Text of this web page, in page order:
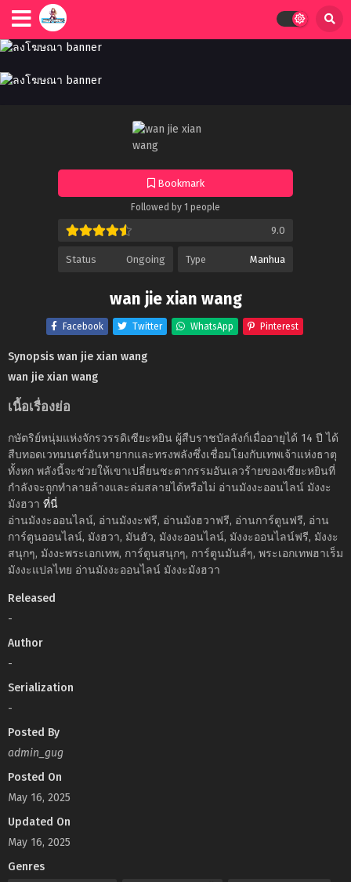
Bookmark
Followed by 1 people
9.0
Status Ongoing Type Manhua
wan jie xian wang
Facebook Twitter WhatsApp Pinterest
Synopsis wan jie xian wang
wan jie xian wang
เนื้อเรื่องย่อ
กษัตริย์หนุ่มแห่งจักรวรรดิเซียะหยิน ผู้สืบราชบัลลังก์เมื่ออายุได้ 14 ปี ได้
สืบทอดเวทมนตร์อันหายากและทรงพลังซึ่งเชื่อมโยงกับเทพเจ้าแห่งธาตุ
ทั้งหก พลังนี้จะช่วยให้เขาเปลี่ยนชะตากรรมอันเลวร้ายของเซียะหยินที่
กำลังจะถูกทำลายล้างและล่มสลายได้หรือไม่ อ่านมังงะออนไลน์ มังงะ
มังฮวา ที่นี่
อ่านมังงะออนไลน์, อ่านมังงะฟรี, อ่านมังฮวาฟรี, อ่านการ์ตูนฟรี, อ่าน
การ์ตูนออนไลน์, มังฮวา, มันฮัว, มังงะออนไลน์, มังงะออนไลน์ฟรี, มังงะ
สนุกๆ, มังงะพระเอกเทพ, การ์ตูนสนุกๆ, การ์ตูนมันส์ๆ, พระเอกเทพฮาเร็ม
มังงะแปลไทย อ่านมังงะออนไลน์ มังงะมังฮวา
Released
-
Author
-
Serialization
-
Posted By
admin_gug
Posted On
May 16, 2025
Updated On
May 16, 2025
Genres